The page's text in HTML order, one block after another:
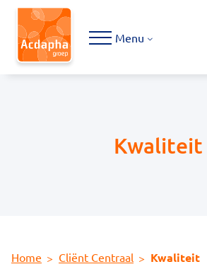
Hoofdmenu
Menu
Home Cliënt Centraal Kwaliteit
Kwaliteit